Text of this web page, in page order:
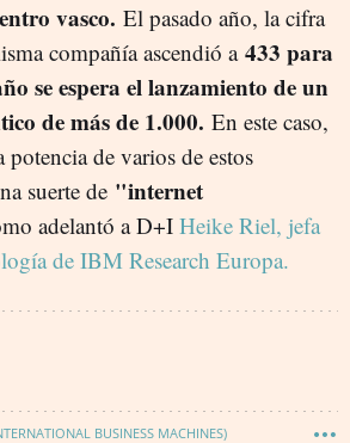
vasco. El pasado año, la cifra
compañía ascendió a433 para
se espera el lanzamiento de un
de más de 1.000. En este caso,
potencia de varios de estos
suerte de "internet
adelantó a D+I Heike Riel, jefa
de IBM Research Europa.
BUSINESS MACHINES)